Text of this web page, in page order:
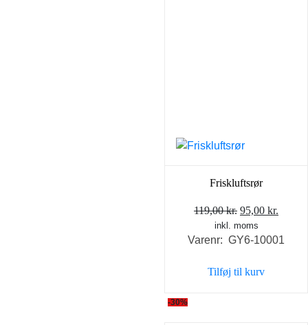
Friskluftsrør
119,00kr. Den
oprindelige
pris
119,00 kr..
95,00 kr.
pris
inkl. moms
Varenr: GY6-10001
Tilføj til kurv
-30%